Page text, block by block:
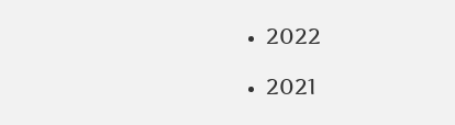
2022
2021